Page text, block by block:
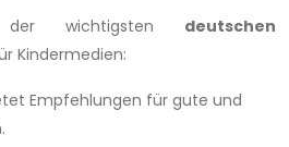
wichtigsten deutschen
Kindermedien:
Empfehlungen für gute und